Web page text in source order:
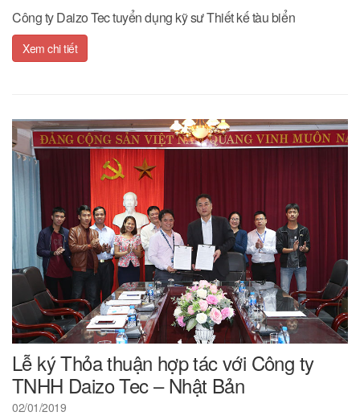
Công ty Daizo Tec tuyển dụng kỹ sư Thiết kế tàu biển
Xem chi tiết
Lễ ký Thỏa thuận hợp tác với Công ty
TNHH Daizo Tec – Nhật Bản
02/01/2019